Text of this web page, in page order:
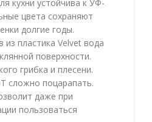
кухни устойчива к УФ-
цвета сохраняют
долгие годы.
из пластика Velvet вода
поверхности.
грибка и плесени.
сложно поцарапать.
даже при
пользоваться